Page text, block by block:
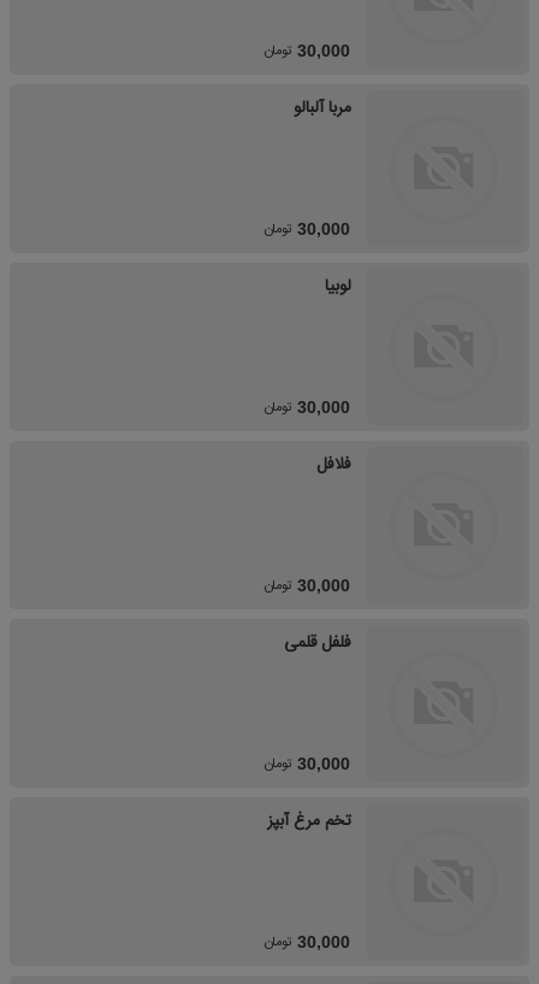
30,000 تومان
مربا آلبالو
30,000 تومان
لوبیا
30,000 تومان
فلافل
30,000 تومان
فلفل قلمی
30,000 تومان
تخم مرغ آبپز
30,000 تومان